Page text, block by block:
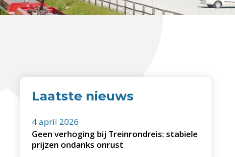
Laatste nieuws
4 april 2026
Geen verhoging bij Treinrondreis: stabiele
prijzen ondanks onrust